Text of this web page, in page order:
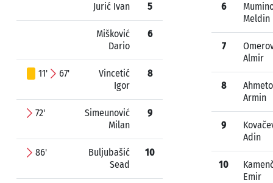
Jurić Ivan 5
Mišković
Dario
6
11' 67'
Vincetić
Igor
8
72'
Simeunović
Milan
9
86'
Buljubašić
Sead
10
6
Meldin
7
Almir
8
Armin
9
Adin
10
Emir